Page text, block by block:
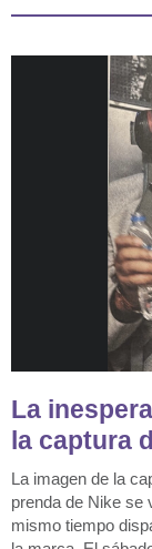
La
la captura
La imagen de la
prenda de Nike se
mismo tiempo